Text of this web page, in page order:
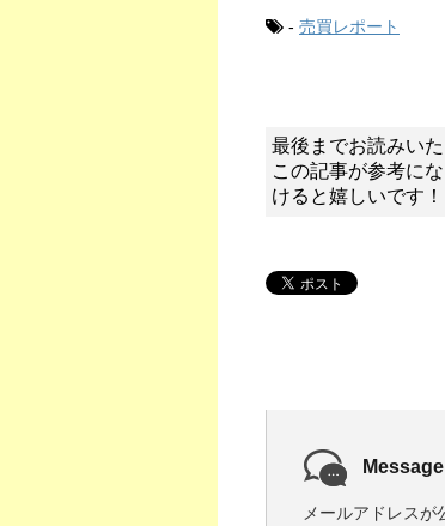
- 売買レポート
最後までお読みい
この記事が参考に
けると嬉しいです！
Message
メールアドレスが